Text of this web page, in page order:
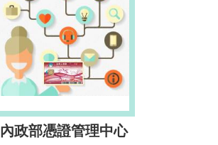
內政部憑證管理中心